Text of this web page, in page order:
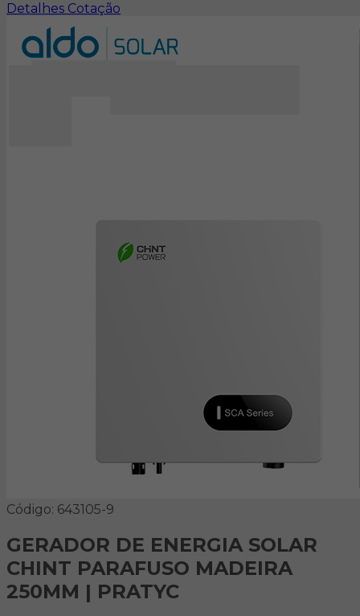
Detalhes Cotação
Código: 643105-9
GERADOR DE ENERGIA SOLAR
CHINT PARAFUSO MADEIRA
250MM | PRATYC